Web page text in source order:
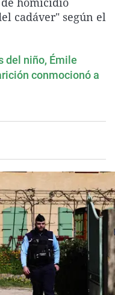
La rosa de los vientos
Como el perro y el
Caso
Equipo de
Operación Viuda
Extremadura
La Rioja
Navarra
Virales
Elecciones
cadáver" según el
del niño, Émile
conmocionó a